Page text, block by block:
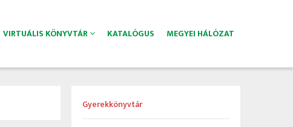
VIRTUÁLIS KÖNYVTÁR KATALÓGUS MEGYEI HÁLÓZAT
Gyerekkönyvtár